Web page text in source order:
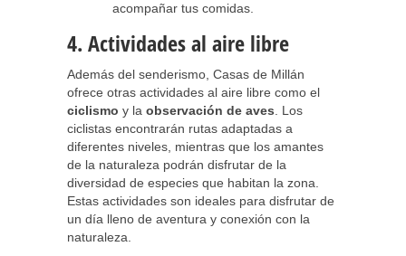
acompañar tus comidas.
4. Actividades al aire libre
Además del senderismo, Casas de Millán
ofrece otras actividades al aire libre como el
ciclismo y la observación de aves . Los
ciclistas encontrarán rutas adaptadas a
diferentes niveles, mientras que los amantes
de la naturaleza podrán disfrutar de la
diversidad de especies que habitan la zona.
Estas actividades son ideales para disfrutar de
un día lleno de aventura y conexión con la
naturaleza.